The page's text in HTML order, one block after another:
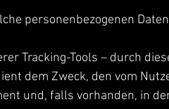
personenbezogenen
Tracking-Tools – durch
dem Zweck, den vom
und, falls vorhanden, in